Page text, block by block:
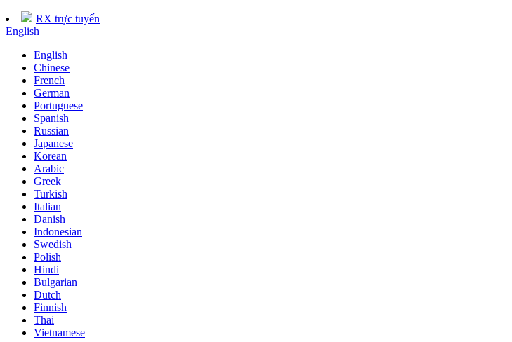
RX trực tuyến
English
English
Chinese
French
German
Portuguese
Spanish
Russian
Japanese
Korean
Arabic
Greek
Turkish
Italian
Danish
Indonesian
Swedish
Polish
Hindi
Bulgarian
Dutch
Finnish
Thai
Vietnamese